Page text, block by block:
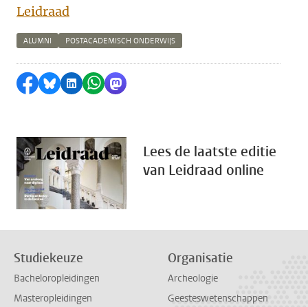
Leidraad
ALUMNI POSTACADEMISCH ONDERWIJS
Delen op Facebook
Delen via Bluesky
Delen op LinkedIn
Delen via WhatsApp
Delen via Mastodon
Lees de laatste editie
van Leidraad online
Studiekeuze
Bacheloropleidingen
Masteropleidingen
Organisatie
Archeologie
Geesteswetenschappen